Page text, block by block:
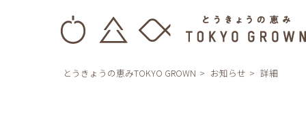
とうきょうの恵みTOKYO GROWN お知らせ 詳細